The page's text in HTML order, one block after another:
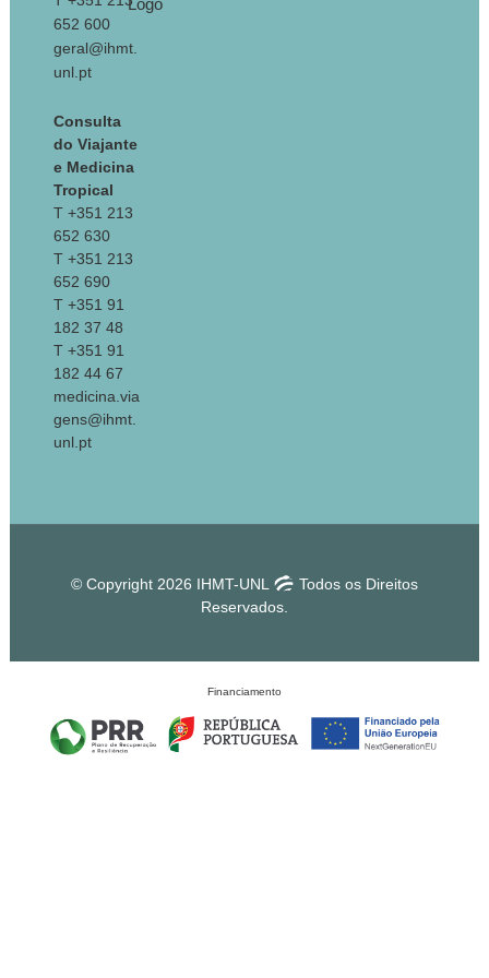
652 600
geral@ihmt.
unl.pt
Consulta
do Viajante
e Medicina
Tropical
T +351 213
652 630
T +351 213
652 690
T +351 91
182 37 48
T +351 91
182 44 67
medicina.via
gens@ihmt.
unl.pt
© Copyright 2026 IHMT-UNL
Todos os Direitos
Reservados.
Financiamento